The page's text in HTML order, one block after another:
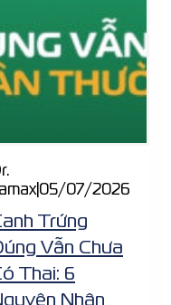
|05/07/2026
Trứng
Vẫn Chưa
Thai: 6
Nhân